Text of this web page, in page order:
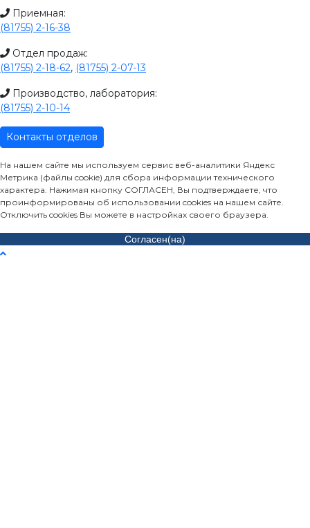
Приемная:
(81755) 2-16-38
Отдел продаж:
(81755) 2-18-62, (81755) 2-07-13
Производство, лаборатория:
(81755) 2-10-14
Контакты отделов
На нашем сайте мы используем сервис веб-аналитики Яндекс
Метрика (файлы cookie) для сбора информации технического
характера. Нажимая кнопку СОГЛАСЕН, Вы подтверждаете, что
проинформированы об использовании cookies на нашем сайте.
Отключить cookies Вы можете в настройках своего браузера.
Согласен(на)